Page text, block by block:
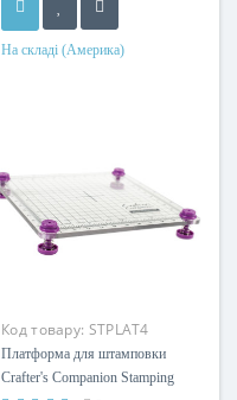
На складі (Америка)
Код товару: STPLAT4
Платформа для штамповки
Crafter's Companion Stamping